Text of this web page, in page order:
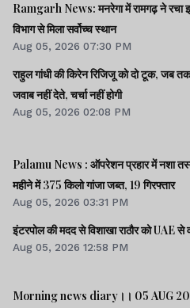
Ramgarh News: मनरेगा में रामगढ़ ने रचा
विभाग से मिला सर्वोच्च स्थान
Aug 05, 2026 07:30 PM
राहुल गांधी की किरेन रिजिजू को दो टूक, जब
जवाब नहीं देते, चर्चा नहीं होगी
Aug 05, 2026 02:08 PM
Palamu News : ऑपरेशन प्रहार में नशा
महीने में 375 किलो गांजा जब्त, 19 गिरफ्तार
Aug 05, 2026 03:31 PM
इंटरपोल की मदद से विशाखा राठौर को UAE से
Aug 05, 2026 12:58 PM
Morning news diary।। 05 AUG